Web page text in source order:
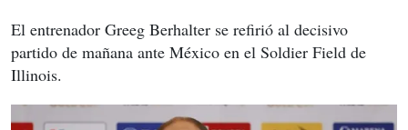
El entrenador Greeg Berhalter se refirió al decisivo
partido de mañana ante México en el Soldier Field de
Illinois.